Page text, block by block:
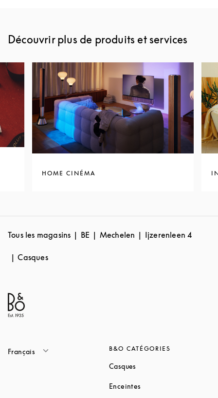
Découvrir plus de produits et services
HOME CINÉMA
Tous les magasins BE Mechelen Ijzerenleen 4
Casques
Français B&O CATÉGORIES
Casques
Enceintes